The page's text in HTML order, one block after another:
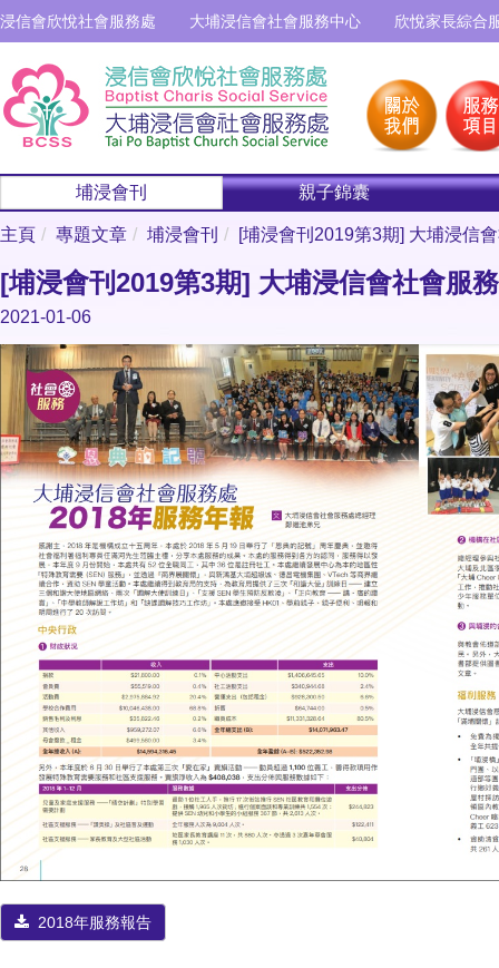
浸信會欣悅社會服務處 大埔浸信會社會服務中心 欣悅家長綜合
埔浸會刊 親子錦囊
主頁 專題文章 埔浸會刊 [埔浸會刊2019第3期] 大埔浸信
[埔浸會刊2019第3期] 大埔浸信會社會服
2021-01-06
2018年服務報告